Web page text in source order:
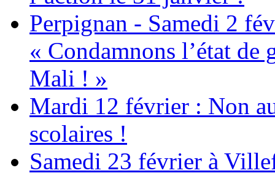
Perpignan - Samedi 2
« Condamnons l’état de
Mali ! »
Mardi 12 février : Non
scolaires !
Samedi 23 février à